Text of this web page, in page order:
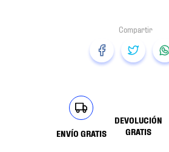
ENVÍO GRATIS
DEVOLUCIÓN
GRATIS